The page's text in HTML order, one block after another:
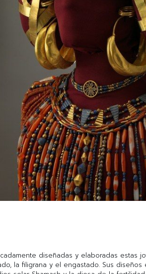
diseñadas y elaboradas estas
la filigrana y el engastado. Sus